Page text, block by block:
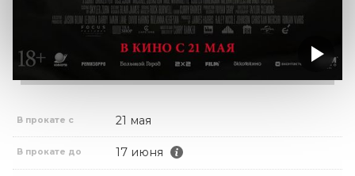
В прокате с 21 мая
В прокате до 17 июня